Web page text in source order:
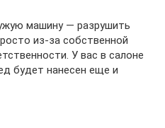
машину — разрушить
из-за собственной
У вас в салоне
будет нанесен еще и